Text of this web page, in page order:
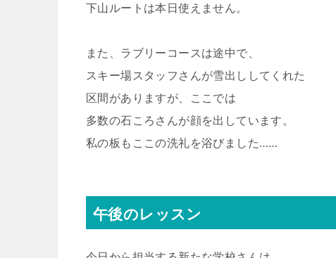
下山ルートは本日使えません。
また、ラブリーコースは途中で、
スキー場スタッフさんが雪出ししてくれた
区間がありますが、ここでは
多数の石ころさんが顔を出しています。
私の板もここの洗礼を浴びました……
午後のレッスン